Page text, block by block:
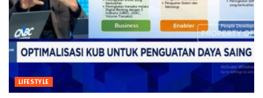
LIFESTYLE